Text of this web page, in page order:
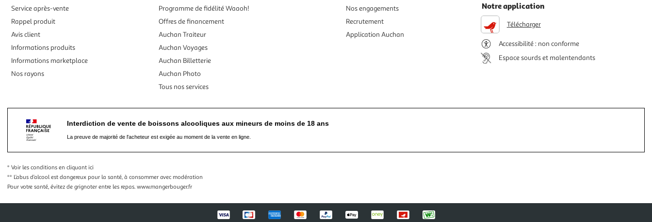
Service après-vente
Rappel produit
Avis client
Informations produits
Informations marketplace
Nos rayons
Programme de fidélité Waaoh!
Offres de financement
Auchan Traiteur
Auchan Voyages
Auchan Billetterie
Auchan Photo
Tous nos services
Nos engagements
Recrutement
Application Auchan
Notre application
Télécharger
Accessibilité : non conforme
Espace sourds et malentendants
Interdiction de vente de boissons alcooliques aux mineurs de moins de 18 ans
La preuve de majorité de l'acheteur est exigée au moment de la vente en ligne.
* Voir les conditions en cliquant ici
** L’abus d’alcool est dangereux pour la santé, à consommer avec modération
Pour votre santé, évitez de grignoter entre les repas. www.mangerbouger.fr